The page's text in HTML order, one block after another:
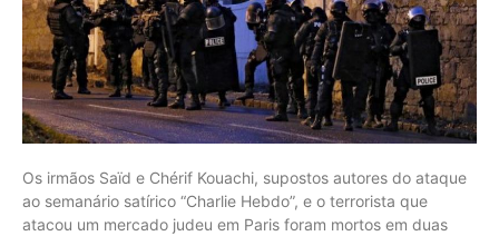
Os irmãos Saïd e Chérif Kouachi, supostos autores do ataque ao semanário satírico “Charlie Hebdo”, e o terrorista que atacou um mercado judeu em Paris foram mortos em duas operações simultâneas das forças da segurança, segundo as primeiras informações.rnrnrnTorre Eiffel apaga luzes como sinal de luto pelo ataque à “Charlie Hebdo”rnrnA Torre Eiffel, um dos monumentos mais emblemáticos do mundo, apagou na noite desta quinta-feira (8) suas luzes como sinal de luto pelas 12 vítimas do atentado de ontem contra a revista satírica francesa “Charlie Hebdo”. Construída em 1889, a estrutura de ferro de 324 metros de altura, transformada no maior símbolo da França e de Paris, ficou completamente no escuro às 20h locais (17h em Brasília).rnrnrnMilhares voltam às ruas de Paris para homenagear vítimas de ataquernrnMilhares de pessoas se reuniram novamente nesta quinta-feira (8) na praça da República, em Paris, para homenagear as vítimas do atentado que deixou 12 mortos na quarta (7) na sede do jornal satírico “Charlie Hebdo”. A prefeita de Paris, Anne Hidalgo, e vários membros das forças políticas do Conselho de Paris convocaram um ato silencioso, mas as palavras de ordem não demoraram a aparecer.rnrnrnEstado Islâmico considera heróis autores do ataque ao jornal Charlie HebdornA estação de rádio da organização extremistaEstado Islâmico classificou como heróis os autores do ataque terrorista dessa quarta-feira (7), em Paris, contra o jornal satírico Charlie Hebdo.rnNa mensagem lida durante as transmissões da rádio al Bayene, do grupo que mantém sob controle áreas territoriais da Síria e do Iraque, o locutor afirma que “os heróis jihadistas” mataram 12 pessoas e feriram várias outras “para vingar o profeta Maomé”.rnrnrnrnOs irmãos Kouachi se refugiaram em uma empresa em Dammartin-en-Goele, ao nordeste de Paris, onde fizeram um refém. Às 16h55 (13h55 de Brasília) foram escutados os primeiros disparos no local, acompanhados de explosões que pareciam vir de granadas de fumaça. Cinco minutos mais tarde se escutou uma nova rajada.rnAgentes do corpo de elite da Gendarmaria, o Grupo de Intervenção da Gendarmaria Nacional (GIGN), subiram ao teto de uma das edificações da empresa.rnOs irmãos Koubachi -suspeitos do massacre da quarta-feira contra o “Charlie Hebdo”, que deixaram 12 pessoas mortas, saíram da fábrica disparando em direção às forças de segurança, que revidaram e acabaram matando os dois suspeitos.rnSegundo as primeiras informações, o refém, um homem de 26 anos, escapou ileso, enquanto pelo menos um policial ficou ferido.rnQuase paralelamente, agentes do RAID, tropa de choque da polícia, lançaram granadas no interior do mercado judeu “Hyper Cacher” para preparar a invasão, segundo imagens da televisão televisão francesa.rnAparentemente, três reféns morreram, além do sequestrador, Amedy Coulibali, e uma quinta pessoa, que poderia ser um segundo sequestrador, informou a emissora “BFMTV” citando fontes do Ministério do Interior.rnCercornO cerco aos terroristas começou quando os suspeitos foram avistados na região de Dammartin-en-Goele, pela manhã. “Temos indicações da presença dos terroristas que nós queremos pegar”, disse o ministro do Interior, Bernard Cazeneuve, a repórteres em Paris.rn”Está em andamento uma operação agora em Dammartin-en-Goele, que está mobilizando todos os serviços na região”, havioa dito Cazeneuve.rnSegundo negociadores que participaram da operação, os suspeitos que estavam dentro do complexo industrial teriam dito que “pretendiam morrer como mártires”.rnNovo tiroteiornAo mesmo tempo em que estava ocorrendo a operação de cerco na cidade vizinha, várias pessoas estavam sendo mantidas reféns em um supermercado kosher (de produtos para judeus) no leste de Paris nesta sexta-feira, depois de ter havido um tiroteio envolvendo um homem com duas armas, disse uma fonte da polícia francesa.rnNão havia confirmação de que o homem seria o mesmo suspeito de ter matado uma policial em um subúrbio ao sul de Paris, na quinta-feira.rnUma fonte policial informou à Reuters, mais cedo, que ele seria membro do mesmo grupo jihadista ao qual pertencem os dois suspeitos do ataque ao jornal semanal Charlie Hebdo.rnNovos procuradosrnrnA polícia francesa divulgou informações sobre dois novos procurados pela polícia. São eles Amedy Coulibaly, um homem nascido em 27 de fevereiro de 1982 (e que estaria no supermercado), e Hayat Boumeddiene, que nasceu em 26 de junho de 1988.rnCoulibaly seria o principal suspeito do tiroteio de Montrouge na quinta-feira que matou uma policial. Ele poderia estar envolvido no tiroteio no supermercado em Porte de Vincennes nesta sexta-feira.rnPróximo ao aeroportornDammartin-en-Goele fica a cerca de 40 quilômetros do local onda a polícia vinha procurando anteriormente os dois irmãos suspeitos na quinta-feira. É uma pequena cidade na região metropolitana de Paris, próxima ao aeroporto Charles De Gaulle, que restringiu suas operações devido ao aparato policial, como helicópteros na região.rnMais cedo, tiros foram ouvidos na cidade e uma fonte da polícia disse que as forças de segurança estavam perseguindo um veículo numa rodovia próxima, a A2.rnO presidente da França, François Hollande, interrompeu nesta sexta-feira a terceira reunião de crise com os membros de seu governo devido à tomada de reféns em Dammartin-en-Goële. O gabinete de crise tinha começado às 9h (horário local, 5h em Brasília). O chefe de Estado retornou a seu escritório após ser informado do curso recente dos eventos.rnOs suspeitos são dois irmãos franceses filhos de argelinos, ambos na casa dos 30 anos e que já estavam sob observação da polícia. Teriam sido eles que na quarta-feira invadiram a sede do jornal semanal de sátiras Charlie Hebdo, em Paris, e mataram a tiros 12 pessoas.rnrnO jornal Le Monde divulgou que um homem teria visto os suspeitos usando metralhadoras “Kalashnikovs e lançadores de foguetes.”rnUm descuido dos dois teriam ajudado nas investigações. A carteira de identidade de Saïd foi perdida no carro usado na fuga logo após o atentado ao jornal e que foi localizado pela polícia francesa horas depois abandonado. Um terceiro suspeito teria participado do ataque ao Charlie Hebdo na quarta, mas ele está preso. Na madrugada dessa quinta, um homem de 18 anos de idade, Hamyd Mourad, entregou-se à polícia em Charleville-Mézières, cerca de 230 quilômetros a nordeste de Paris, perto da fronteira com a Bélgica.rnAinda na quarta á noite, a polícia divulgou fotos dos dois cidadãos franceses foragidos, dizendo que são “armados e perigosos”: os irmãos Cherif e Said Kouachi, já estavam sob vigilância dos serviços de segurança antes do atentado.rnNove presosrnMais de 88 mil agentes das forças de segurança pública da França estão diretamente envolvidos nas ações de vigilância, prevenção e proteção dos cidadãos, instalações e do território francês. Parte desse efetivo tenta capturar os dois suspeitos. Uma verdadeira operação de guerra foi acionada para tentar evitar novos ataques. Nove pessoas já foram presas. Fontes policiais disseram que os detidos são em sua maioria conhecidos dos dois principais suspeitos.rnCherif Kouachi, um dos suspeitos, ficou 18 meses na prisão sob a acusação de associação criminosa relacionada com uma ação terrorista em 2005. Ele fazia parte de uma célula islâmica que alistava cidadãos franceses em uma mesquita no leste de Paris para que fossem ao Iraque combater os norte-americanos. Ele foi preso antes de partir para o Iraque.rnSegundo o Ministério do Interior, há 88.150 agentes estrategicamente espalhados: 50 mil policiais militares, 32 mil gendarmes (soldados de uma corporação especial encarregada de manter a ordem pública), 5 mil integrantes de forças móveis e 1.150 militares. Durante reunião do gabinete de crise interministerial, nessa quinta, em Paris, o ministro do Interior, Bernard Cazeneuve, agradeceu o empenho dos homens e mulheres mobilizados e lamentou que uma policial tenha sido morta durante tiroteio no sul de Paris, em circunstâncias ainda não esclarecidas.rnCharlie HebdornO semanário Charlie Hebdo é bem conhecido por satirizar o islamismo e outras religiões, bem como figuras políticas. Militantes islâmicos vinham repetidamente ameaçando França com ataques por causa de suas ações militares em redutos de radicais islamitas no Oriente Médio e na África, o que levou o governo a reforçar as suas leis antiterrorismo no ano passado.rnO primeiro-ministro Manuel Valls disse que a França enfrenta uma ameaça terrorista “sem precedentes” e confirmou que os dois irmãos eram conhecidos dos serviços de segurança. Mas ele acrescentou que ainda é muito cedo para dizer se as autoridades subestimaram a ameaça que eles representavam. “Por eles serem conhecidos, eram seguidos”, disse Valls à rádio RTL.rnSangue friornImagens de uma câmera durante o ataque mostram um dos agressores diante da redação do Charlie Hebdo gritando “Allahu Akbar!” (Deus é grande) enquanto tiros eram disparados. Outro caminhou calmamente até um policial ferido deitado na rua e atirou nele com um fuzil de assalto. Os dois homens, em seguida, entraram em um carro preto e fugiram.Em outro vídeos, os homens são ouvidos gritando em francês: “Matamos Charlie Hebdo. Vingamos o profeta Maomé.”rnO Charlie Hebdo causou polêmica no passado com cartuns satíricos de líderes políticos e religiosos de todos os credos e também publicou numerosas caricaturas ridicularizando o profeta Maomé. Jihadistas ameaçaram o semanário na Internet, dizendo que pagaria pela zombaria.rnO último tuíte da publicação zombou de Abu Bakr al-Baghdadi, líder do grupo Estado Islâmico, que tomou o controle de grandes áreas do Iraque e na Síria e fez um chamado para ataques de “lobos solitários” em solo francês. Por toda a França dezenas de milhares de pessoas participaram de manifestações improvisadas e vigílias na quarta-feira à noite, em memória das vítimas – entre as quais alguns dos mais proeminentes e amados cartunistas políticos da França – e em apoio à liberdade de expressão.rnO at